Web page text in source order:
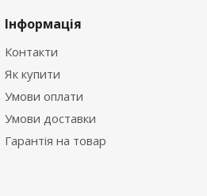
Інформація
Контакти
Як купити
Умови оплати
Умови доставки
Гарантія на товар